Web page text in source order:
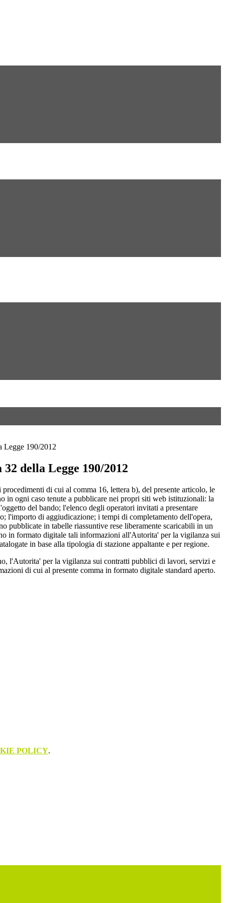
Legge 190/2012
della Legge 190/2012
di cui al comma 16, lettera b), del presente articolo, le
in ogni caso tenute a pubblicare nei propri siti web istituzionali: la
del bando; l'elenco degli operatori invitati a presentare
l'importo di aggiudicazione; i tempi di completamento dell'opera,
pubblicate in tabelle riassuntive rese liberamente scaricabili in un
in formato digitale tali informazioni all'Autorita' per la vigilanza sui
in base alla tipologia di stazione appaltante e per regione.
l'Autorita' per la vigilanza sui contratti pubblici di lavori, servizi e
di cui al presente comma in formato digitale standard aperto.
POLICY.